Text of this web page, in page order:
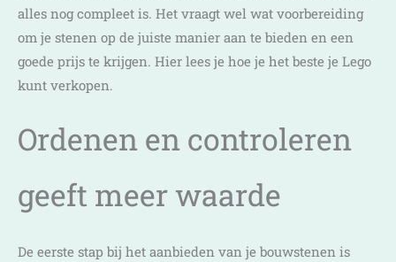
alles nog compleet is. Het vraagt wel wat voorbereiding
om je stenen op de juiste manier aan te bieden en een
goede prijs te krijgen. Hier lees je hoe je het beste je Lego
kunt verkopen.
Ordenen en controleren
geeft meer waarde
De eerste stap bij het aanbieden van je bouwstenen is